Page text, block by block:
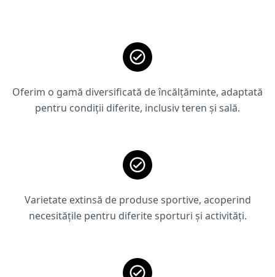
Oferim o gamă diversificată de încălțăminte, adaptată
pentru condiții diferite, inclusiv teren și sală.
Varietate extinsă de produse sportive, acoperind
necesitățile pentru diferite sporturi și activități.